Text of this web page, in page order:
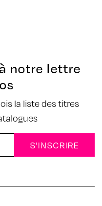
notre lettre
la liste des titres